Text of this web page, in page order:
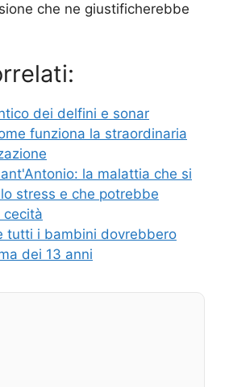
che ne giustificherebbe
dei delfini e sonar
funziona la straordinaria
la malattia che si
stress e che potrebbe
cecità
tutti i bambini dovrebbero
dei 13 anni